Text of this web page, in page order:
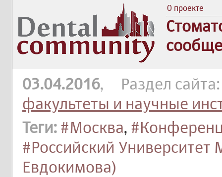
О проекте
03.04.2016, Раздел
факультеты и научные
Теги: #Москва,
#Российский
Евдокимова)